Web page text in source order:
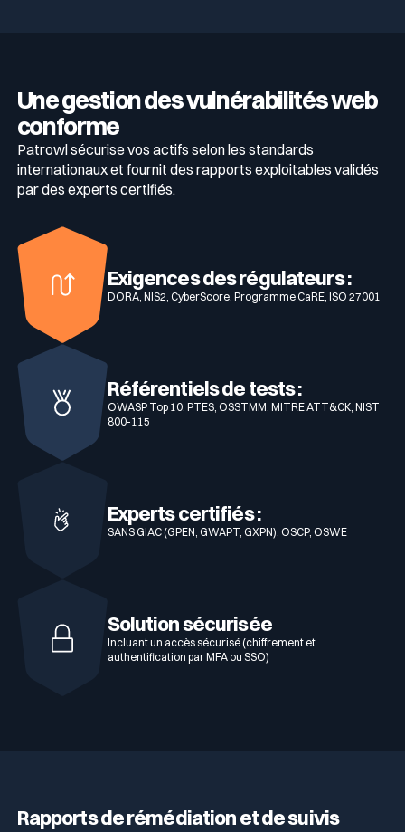
Une gestion des vulnérabilités web
conforme
Patrowl sécurise vos actifs selon les standards
internationaux et fournit des rapports exploitables validés
par des experts certifiés.
Exigences des régulateurs :
DORA, NIS2, CyberScore, Programme CaRE, ISO 27001
Référentiels de tests :
OWASP Top 10, PTES, OSSTMM, MITRE ATT&CK, NIST
800-115
Experts certifiés :
SANS GIAC (GPEN, GWAPT, GXPN), OSCP, OSWE
Solution sécurisée
Incluant un accès sécurisé (chiffrement et
authentification par MFA ou SSO)
Rapports de rémédiation et de suivis